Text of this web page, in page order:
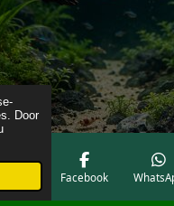
Door
Facebook